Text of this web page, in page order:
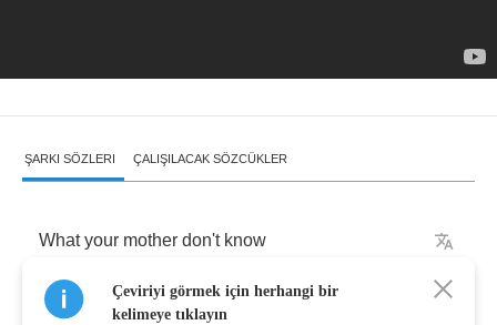
ŞARKI SÖZLERI ÇALIŞILACAK SÖZCÜKLER
What your mother don't know
She won't mind
Çeviriyi görmek için herhangi bir
kelimeye tıklayın